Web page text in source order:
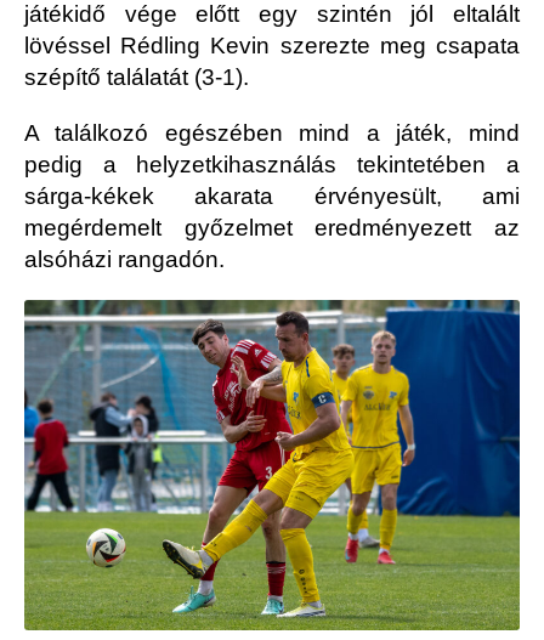
játékidő vége előtt egy szintén jól eltalált
lövéssel Rédling Kevin szerezte meg csapata
szépítő találatát (3-1).
A találkozó egészében mind a játék, mind
pedig a helyzetkihasználás tekintetében a
sárga-kékek akarata érvényesült, ami
megérdemelt győzelmet eredményezett az
alsóházi rangadón.